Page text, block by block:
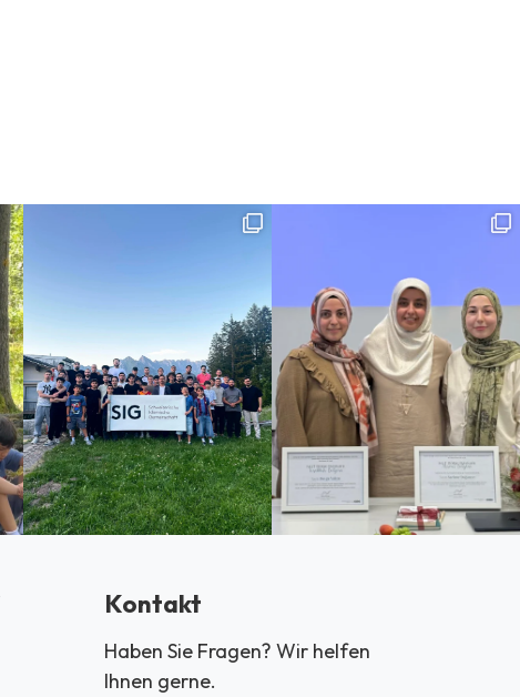
Kontakt
Haben Sie Fragen? Wir helfen
Ihnen gerne.